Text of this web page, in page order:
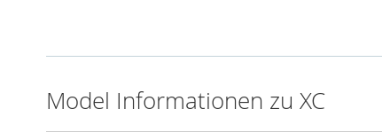
Model Informationen zu XC